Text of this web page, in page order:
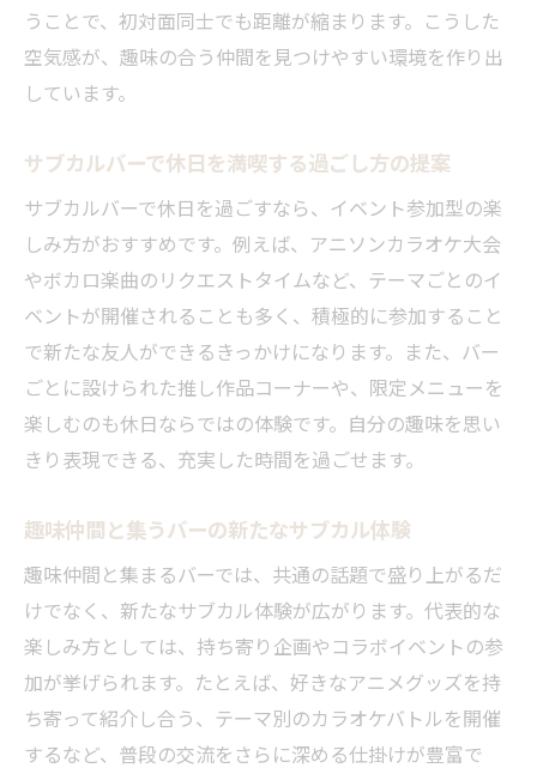
うことで、初対面同士でも距離が縮まります。こうした
空気感が、趣味の合う仲間を見つけやすい環境を作り出
しています。
サブカルバーで休日を満喫する過ごし方の提案
サブカルバーで休日を過ごすなら、イベント参加型の楽
しみ方がおすすめです。例えば、アニソンカラオケ大会
やボカロ楽曲のリクエストタイムなど、テーマごとのイ
ベントが開催されることも多く、積極的に参加すること
で新たな友人ができるきっかけになります。また、バー
ごとに設けられた推し作品コーナーや、限定メニューを
楽しむのも休日ならではの体験です。自分の趣味を思い
きり表現できる、充実した時間を過ごせます。
趣味仲間と集うバーの新たなサブカル体験
趣味仲間と集まるバーでは、共通の話題で盛り上がるだ
けでなく、新たなサブカル体験が広がります。代表的な
楽しみ方としては、持ち寄り企画やコラボイベントの参
加が挙げられます。たとえば、好きなアニメグッズを持
ち寄って紹介し合う、テーマ別のカラオケバトルを開催
するなど、普段の交流をさらに深める仕掛けが豊富で